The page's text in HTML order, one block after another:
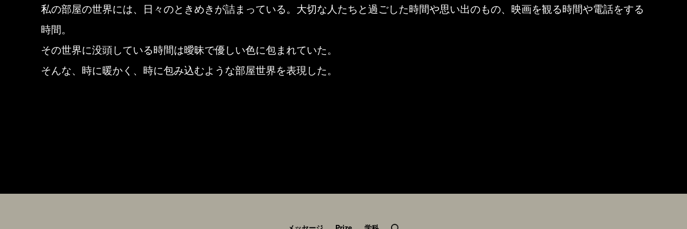
私の部屋の世界には、日々のときめきが詰まっている。大切な人たちと過ごした時間や思い出のもの、映画を観る時間や電話をする
時間。
その世界に没頭している時間は曖昧で優しい色に包まれていた。
そんな、時に暖かく、時に包み込むような部屋世界を表現した。